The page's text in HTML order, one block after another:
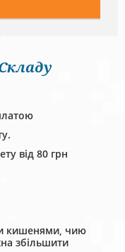
від 80 грн
кишенями, чию
збільшити